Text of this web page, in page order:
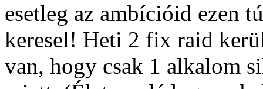
esetleg az ambícióid ezen
keresel! Heti 2 fix raid
van, hogy csak 1 alkalom